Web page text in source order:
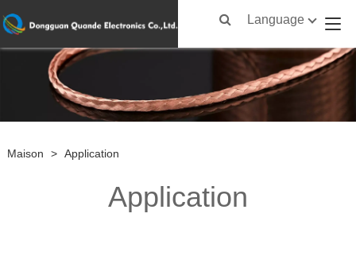
Language
Maison > Application
Application